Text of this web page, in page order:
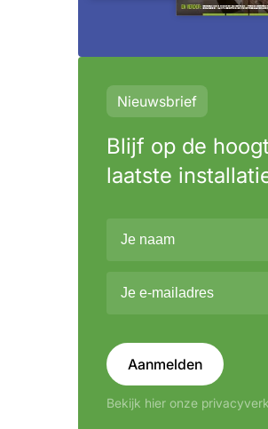
Nieuwsbrief
Blijf op de
laatste
Aanmelden
Bekijk hier onze